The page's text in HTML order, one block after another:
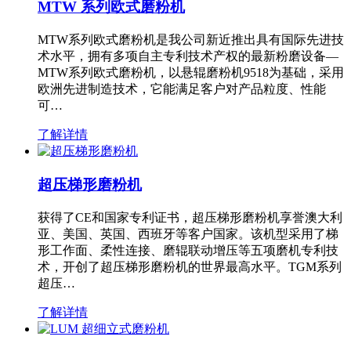
MTW 系列欧式磨粉机
MTW系列欧式磨粉机是我公司新近推出具有国际先进技
术水平，拥有多项自主专利技术产权的最新粉磨设备—
MTW系列欧式磨粉机，以悬辊磨粉机9518为基础，采用
欧洲先进制造技术，它能满足客户对产品粒度、性能
可…
了解详情
超压梯形磨粉机
获得了CE和国家专利证书，超压梯形磨粉机享誉澳大利
亚、美国、英国、西班牙等客户国家。该机型采用了梯
形工作面、柔性连接、磨辊联动增压等五项磨机专利技
术，开创了超压梯形磨粉机的世界最高水平。TGM系列
超压…
了解详情